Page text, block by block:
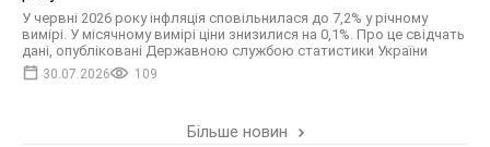
У червні 2026 року інфляція сповільнилася до 7,2% у річному
вимірі. У місячному вимірі ціни знизилися на 0,1%. Про це свідчать
дані, опубліковані Державною службою статистики України
30.07.2026 109
Більше новин